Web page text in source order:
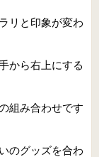
リと印象が変わ
から右上にする
組み合わせです
のグッズを合わ